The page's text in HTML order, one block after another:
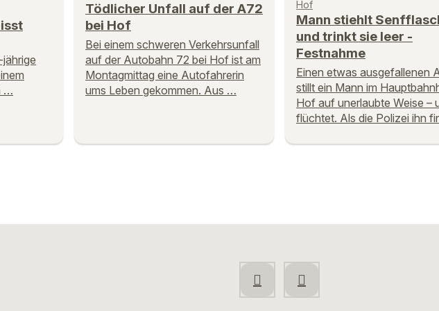
…
Tödlicher Unfall auf der A72
bei Hof
Bei einem schweren Verkehrsunfall
auf der Autobahn 72 bei Hof ist am
Montagmittag eine Autofahrerin
ums Leben gekommen. Aus …
Hof
Mann stiehlt
und trinkt sie leer -
Festnahme
Einen etwas ausgefallenen
stillt ein Mann im
Hof auf unerlaubte Weise –
flüchtet. Als die Polizei ihn